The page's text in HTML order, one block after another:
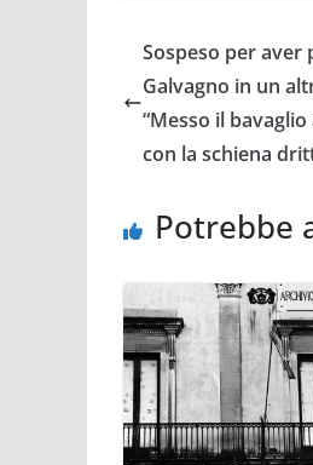
Sospeso per aver
Galvagno in un
“Messo il
con la schiena
Potrebbe